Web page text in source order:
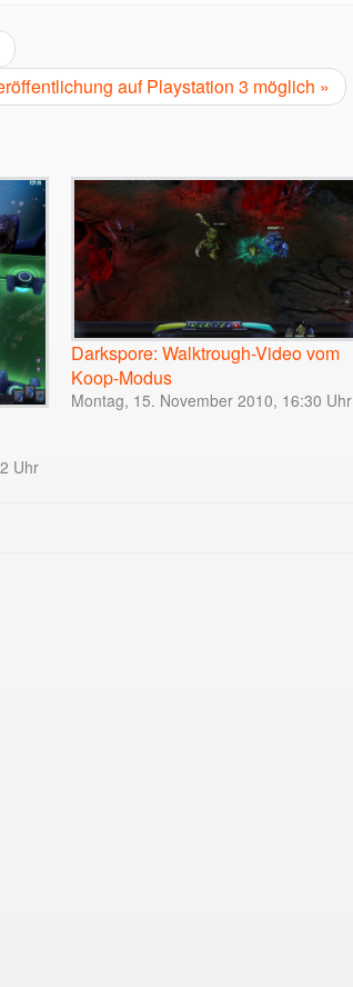
auf Playstation 3 möglich »
Uhr
Darkspore: Walktrough-Video vom
Koop-Modus
Montag, 15. November 2010, 16:30 Uhr